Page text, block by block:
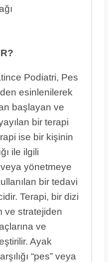
Podiatri, Pes
esinlenilerek
başlayan ve
bir terapi
ise bir kişinin
ile ilgili
yönetmeye
bir tedavi
Terapi, bir dizi
ve stratejiden
ve
Ayak
“pes” veya